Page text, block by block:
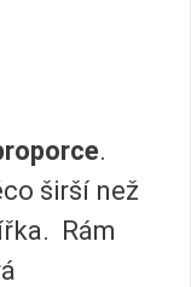
.
širší než
Rám